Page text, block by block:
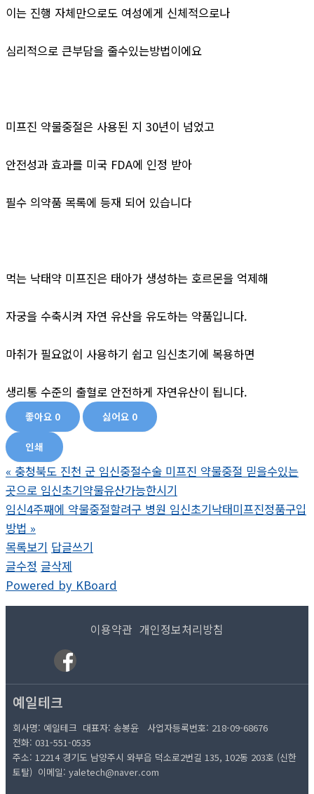
이는 진행 자체만으로도 여성에게 신체적으로나
심리적으로 큰부담을 줄수있는방법이에요
미프진 약물중절은 사용된 지 30년이 넘었고
안전성과 효과를 미국 FDA에 인정 받아
필수 의약품 목록에 등재 되어 있습니다
먹는 낙태약 미프진은 태아가 생성하는 호르몬을 억제해
자궁을 수축시켜 자연 유산을 유도하는 약품입니다.
마취가 필요없이 사용하기 쉽고 임신초기에 복용하면
생리통 수준의 출혈로 안전하게 자연유산이 됩니다.
좋아요 0 싫어요 0
인쇄
« 충청북도 진천 군 임신중절수술 미프진 약물중절 믿을수있는
곳으로 임신초기약물유산가능한시기
임신4주째에 약물중절할려구 병원 임신초기낙태미프진정품구입
방법 »
목록보기 답글쓰기
글수정 글삭제
Powered by KBoard
이용약관 개인정보처리방침
예일테크
회사명: 예일테크 대표자: 송봉윤 사업자등록번호: 218-09-68676
전화: 031-551-0535
주소: 12214 경기도 남양주시 와부읍 덕소로2번길 135, 102동 203호 (신한
토탈) 이메일: yaletech@naver.com